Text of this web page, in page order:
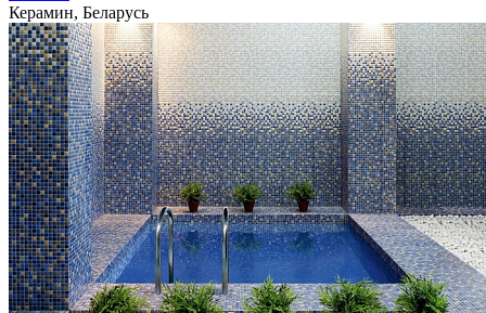
Керамин, Беларусь